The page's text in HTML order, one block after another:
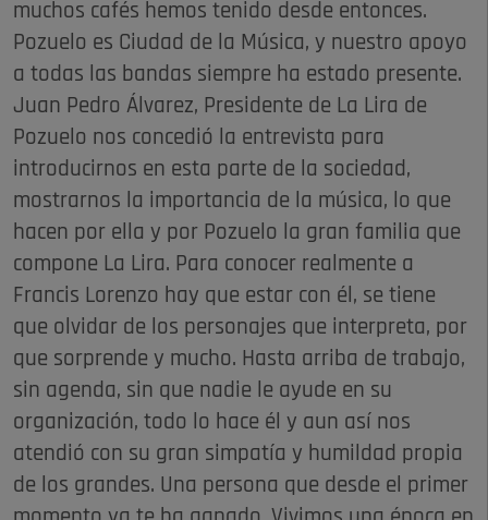
muchos cafés hemos tenido desde entonces.
Pozuelo es Ciudad de la Música, y nuestro apoyo
a todas las bandas siempre ha estado presente.
Juan Pedro Álvarez, Presidente de La Lira de
Pozuelo nos concedió la entrevista para
introducirnos en esta parte de la sociedad,
mostrarnos la importancia de la música, lo que
hacen por ella y por Pozuelo la gran familia que
compone La Lira. Para conocer realmente a
Francis Lorenzo hay que estar con él, se tiene
que olvidar de los personajes que interpreta, por
que sorprende y mucho. Hasta arriba de trabajo,
sin agenda, sin que nadie le ayude en su
organización, todo lo hace él y aun así nos
atendió con su gran simpatía y humildad propia
de los grandes. Una persona que desde el primer